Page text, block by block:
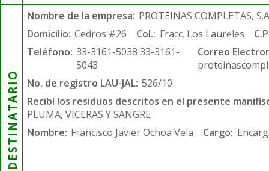
DESTINATARIO
Nombre de la empresa: PROTEINAS COMPLETAS,
Domicilio: Cedros #26 Col.: Fracc. Los Laureles
Teléfono: 33-3161-5038 33-3161-
5043
Correo
No. de registro LAU-JAL: 526/10
Recibí los residuos descritos en el presente
PLUMA, VICERAS Y SANGRE
Nombre: Francisco Javier Ochoa Vela Cargo: